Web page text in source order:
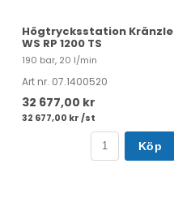
Högtrycksstation Kränzle
WS RP 1200 TS
190 bar, 20 l/min
Art nr. 07.1400520
32 677,00 kr
32 677,00 kr /st
Köp